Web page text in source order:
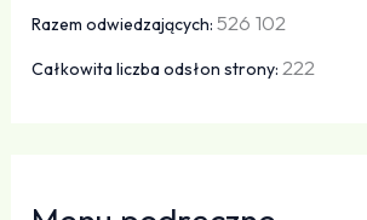
Razem odwiedzających:526 102
Całkowita liczba odsłon strony:222